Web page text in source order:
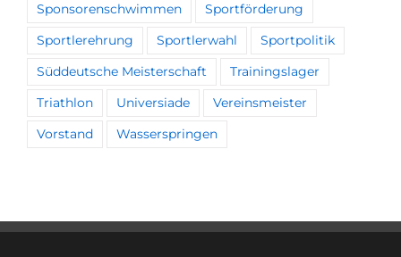
Sponsorenschwimmen Sportförderung
Sportlerehrung Sportlerwahl Sportpolitik
Süddeutsche Meisterschaft Trainingslager
Triathlon Universiade Vereinsmeister
Vorstand Wasserspringen